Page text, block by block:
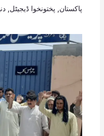
پاکستان پختونخوا ڈیجیٹل